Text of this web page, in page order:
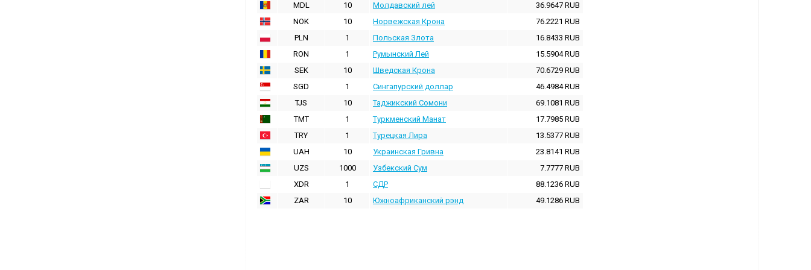
MDL
10 Молдавский лей 36.9647 RUB
NOK
10 Норвежская Крона 76.2221 RUB
PLN
1 Польская Злота 16.8433 RUB
RON
1 Румынский Лей 15.5904RUB
SEK
10 Шведская Крона 70.6729 RUB
SGD
1 Сингапурский доллар 46.4984RUB
TJS
10 Таджикский Сомони 69.1081 RUB
TMT
1 Туркменский Манат 17.7985 RUB
TRY
1 Турецкая Лира 13.5377 RUB
UAH
10 Украинская Гривна 23.8141 RUB
UZS
1000 Узбекский Сум 7.7777 RUB
XDR
1 СДР 88.1236 RUB
ZAR
10 Южноафриканский рэнд 49.1286 RUB